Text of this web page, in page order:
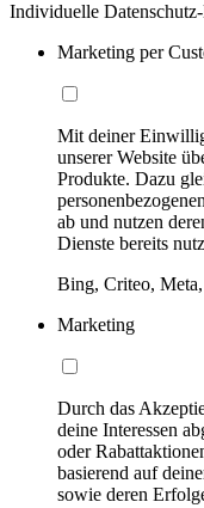
Individuelle
Marketing per
Mit deiner
unserer Website
Produkte. Dazu
ab und nutzen
Dienste bereits
Bing, Criteo,
Marketing
Durch das
deine Interessen
oder
basierend auf
sowie deren